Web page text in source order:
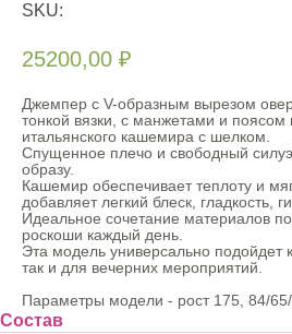
SKU:
25200,00 ₽
Джемпер с V-образным вырезом
тонкой вязки, с манжетами и поясом
итальянского кашемира с шелком.
Спущенное плечо и свободный
образу.
Кашемир обеспечивает теплоту и
добавляет легкий блеск, гладкость,
Идеальное сочетание материалов
роскоши каждый день.
Эта модель универсально подойдет
так и для вечерних мероприятий.
Параметры модели - рост 175, 84/
Состав